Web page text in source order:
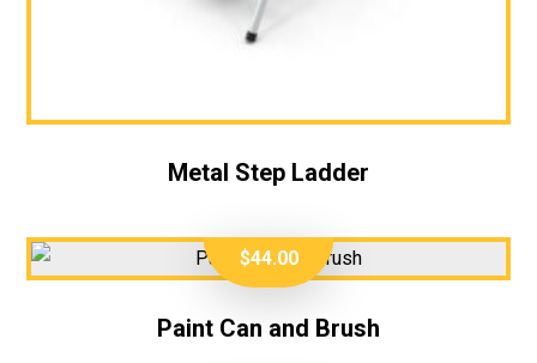
Metal Step Ladder
Paint Can and Brush
$44.00